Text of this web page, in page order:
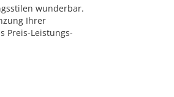
wunderbar.
Ihrer
Preis-Leistungs-